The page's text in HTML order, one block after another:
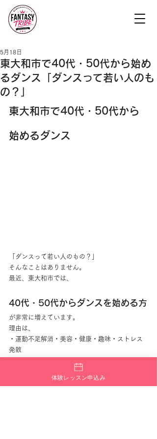
東大和市で40代・50代から始め
るダンス「ダンスって若い人のも
の？」
5月18日
東大和市で40代・50代から
始めるダンス
「ダンスって若い人のもの？」
そんなことはありません。
最近、東大和市では、
40代・50代からダンスを始める方
が非常に増えています。
理由は、
・運動不足解消・美容・健康・趣味・ストレス
発散
FANTASY TRIBE東大和校では、
“上手くなる”
体験レッスン申込み